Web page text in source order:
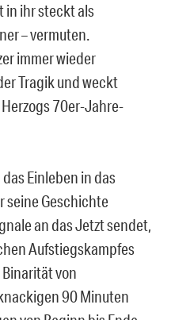
in ihr steckt als
– vermuten.
immer wieder
Tragik und weckt
70er-Jahre-
Einleben in das
seine Geschichte
an das Jetzt sendet,
Aufstiegskampfes
von
90 Minuten